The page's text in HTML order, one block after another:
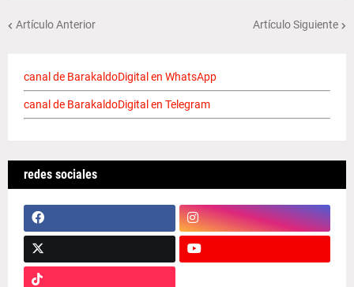
Artículo Anterior Artículo Siguiente
canal de BarakaldoDigital en WhatsApp
canal de BarakaldoDigital en Telegram
redes sociales